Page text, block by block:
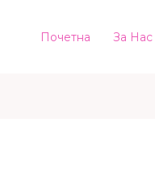
Почетна За Нас